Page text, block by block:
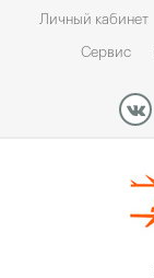
Личный кабинет
Сервис